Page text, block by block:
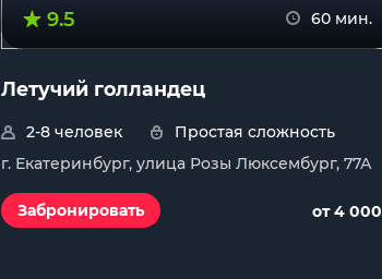
9.5 60 мин.
Летучий голландец
2-8 человек
Простая сложность
г. Екатеринбург, улица Розы Люксембург, 77А
Забронировать от 4 000